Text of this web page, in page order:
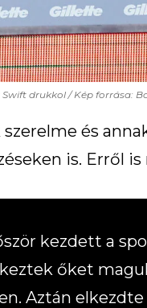
drukkol / Kép forrása:
és
is. Erről
kezdett a
őket
Aztán